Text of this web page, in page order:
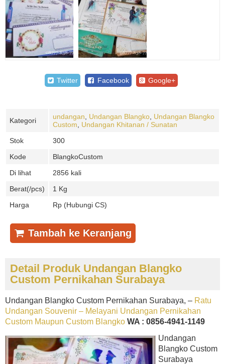
Twitter Facebook Google+
Kategori undangan Undangan Blangko Undangan Blangko
Custom
Undangan Khitanan / Sunatan
Stok
300
Kode
BlangkoCustom
Di lihat
2856 kali
Berat(/pcs)
1 Kg
Harga
Rp (Hubungi CS)
Tambah ke Keranjang
Detail Produk Undangan Blangko
Custom Pernikahan Surabaya
Undangan Blangko Custom Pernikahan Surabaya, – Ratu
Undangan Souvenir – Melayani Undangan Pernikahan
Custom Maupun Custom Blangko WA : 0856-4941-1149
Undangan
Blangko Custom
Surabaya